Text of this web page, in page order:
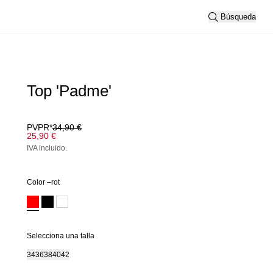
Búsqueda
Top 'Padme'
PVPR*34,90 €
25,90 €
IVA incluido.
Color –rot
Selecciona una talla
3436384042